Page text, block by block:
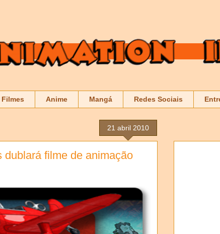
Filmes Anime Mangá Redes Sociais
21 abril 2010
filme de animação